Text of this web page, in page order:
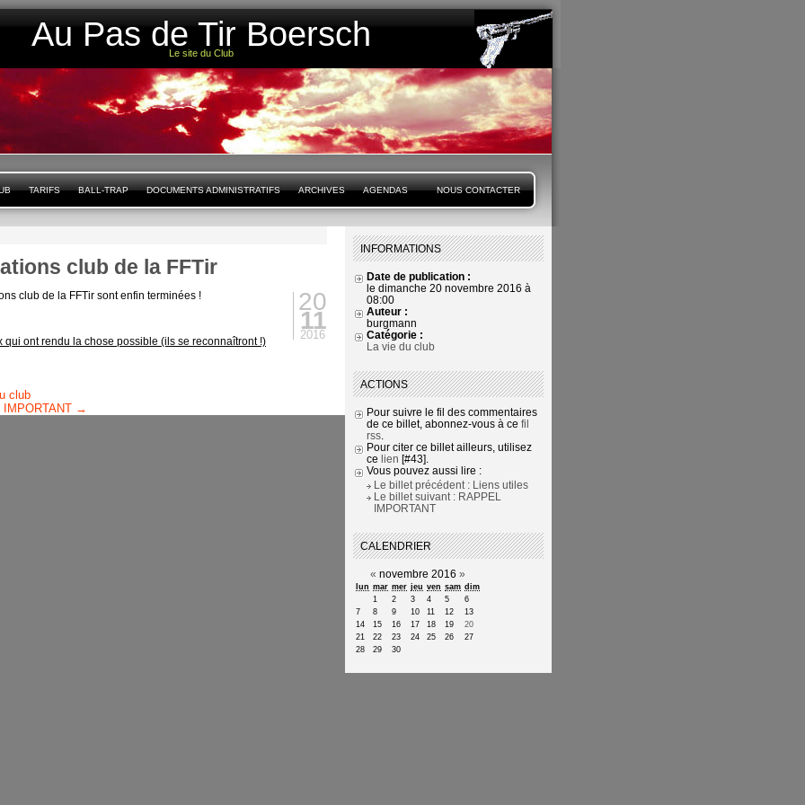
Au Pas de Tir Boersch
Le site du Club
TARIFS BALL-TRAP DOCUMENTS ADMINISTRATIFS ARCHIVES AGENDAS NOUS CONTACTER
club de la FFTir
20
11
2016
club de la FFTir sont enfin terminées !
qui ont rendu la chose possible (ils se reconnaîtront !)
club
IMPORTANT →
INFORMATIONS
Date de publication :
le dimanche 20 novembre 2016 à
08:00
Auteur :
burgmann
Catégorie :
La vie du club
ACTIONS
Pour suivre le fil des commentaires
de ce billet, abonnez-vous à ce fil
rss
Pour citer ce billet ailleurs, utilisez
ce lien [#43].
Vous pouvez aussi lire :
Le billet précédent : Liens utiles
Le billet suivant : RAPPEL
IMPORTANT
CALENDRIER
« novembre 2016 »
lun mar mer jeu ven sam dim
1
2 3 4 5
6
7
8 9 10 11 12
13
14
15 16 17 18 19
20
21
22 23 24 25 26
27
28
29 30